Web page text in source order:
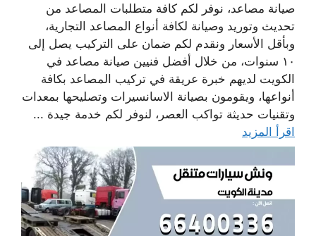
صيانة مصاعد، نوفر لكم كافة متطلبات المصاعد من
تحديث وتوريد وصيانة لكافة أنواع المصاعد التجارية،
وبأقل الأسعار ونقدم لكم ضمان على التركيب يصل إلى
١٠ سنوات، من خلال أفضل فنيين صيانة مصاعد في
الكويت لديهم خبرة عريقة في تركيب المصاعد بكافة
أنواعها، ويقومون بصيانة الاسانسيرات وتصليحها بمعدات
وتقنيات حديثة تواكب العصر، لنوفر لكم خدمة جيدة ...
اقرأ المزيد